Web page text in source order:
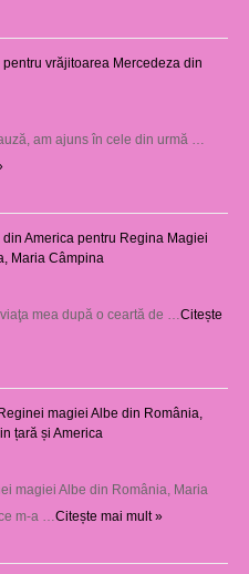
vrăjitoarea Mercedeza din
am ajuns în cele din urmă …
America pentru Regina Magiei
Maria Câmpina
mea după o ceartă de … Citește
magiei Albe din România,
țară și America
magiei Albe din România, Maria
m-a … Citește mai mult »